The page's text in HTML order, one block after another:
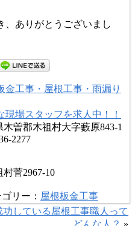
、ありがとうございまし
工事・屋根工事・雨漏り
現場スタッフを求人中！！
曽郡木祖村大字藪原843-1
2277
菅2967-10
リー： 屋根板金工事
功している屋根工事職人って
どんな人？ »